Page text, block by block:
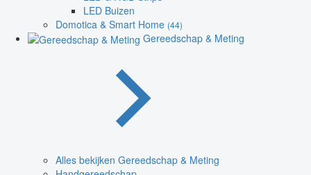
LED Buizen
Domotica & Smart Home (44)
Gereedschap & Meting
Alles bekijken Gereedschap & Meting